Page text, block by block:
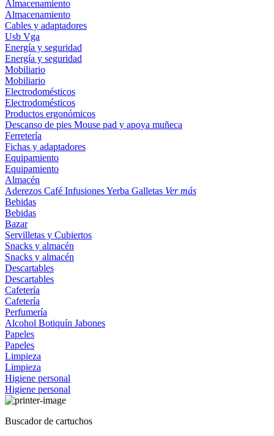
Almacenamiento
Almacenamiento
Cables y adaptadores
Usb Vga
Energía y seguridad
Energía y seguridad
Mobiliario
Mobiliario
Electrodomésticos
Electrodomésticos
Productos ergonómicos
Descanso de pies Mouse pad y apoya muñeca
Ferretería
Fichas y adaptadores
Equipamiento
Equipamiento
Almacén
Aderezos Café InfusionesYerba Galletas Ver más
Bebidas
Bebidas
Bazar
Servilletas y Cubiertos
Snacks y almacén
Snacks y almacén
Descartables
Descartables
Cafetería
Cafetería
Perfumería
Alcohol Botiquín Jabones
Papeles
Papeles
Limpieza
Limpieza
Higiene personal
Higiene personal
Buscador de cartuchos